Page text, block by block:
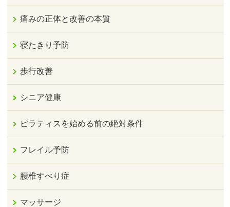
痛みの正体と改善の本質
寝たきり予防
歩行改善
シニア健康
ピラティスを始める前の絶対条件
フレイル予防
腰椎すべり症
マッサージ